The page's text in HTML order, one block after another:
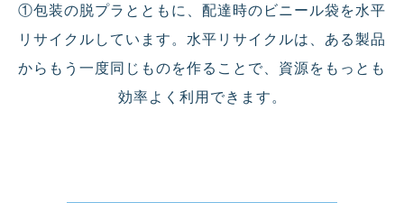
①包装の脱プラとともに、配達時のビニール袋を水平
リサイクルしています。水平リサイクルは、ある製品
からもう一度同じものを作ることで、資源をもっとも
効率よく利用できます。